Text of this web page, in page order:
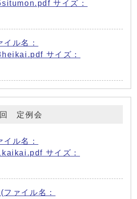
サイズ：
ル名：
サイズ：
定例会
ル名：
サイズ：
ァイル名：